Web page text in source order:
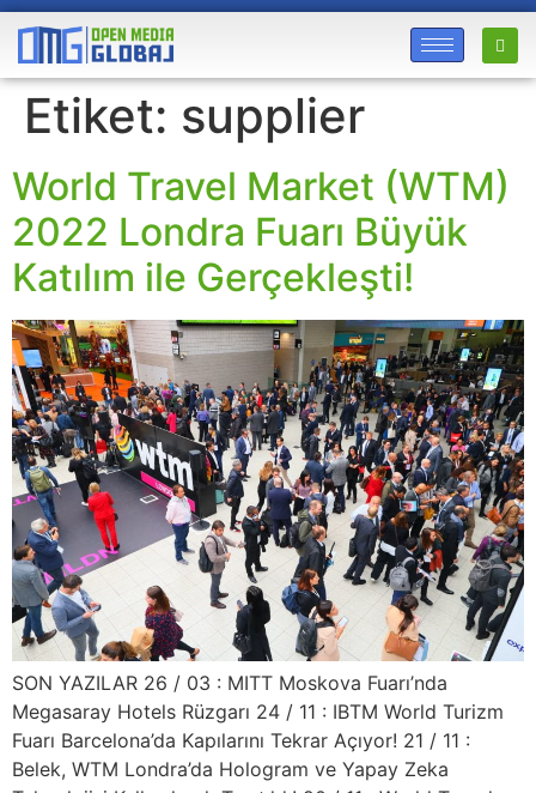
Etiket: supplier
World Travel Market (WTM)
2022 Londra Fuarı Büyük
Katılım ile Gerçekleşti!
SON YAZILAR 26 / 03 : MITT Moskova Fuarı’nda
Megasaray Hotels Rüzgarı 24 / 11 : IBTM World Turizm
Fuarı Barcelona’da Kapılarını Tekrar Açıyor! 21 / 11 :
Belek, WTM Londra’da Hologram ve Yapay Zeka